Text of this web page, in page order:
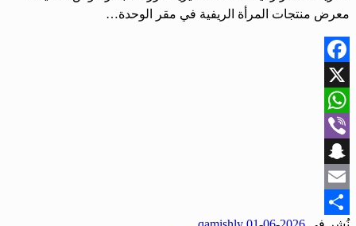
معرض منتجات المرأة الريفية في مقر الوحدة…
Facebook
X
WhatsApp
Viber
Snapchat
Email